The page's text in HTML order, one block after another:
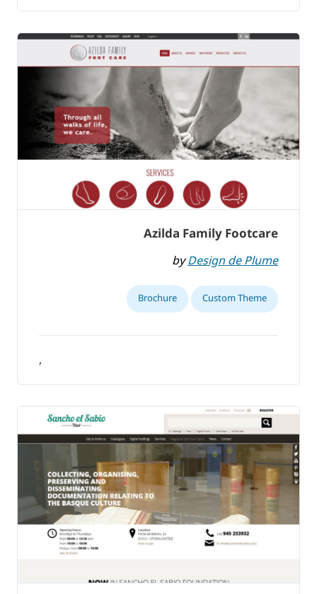
Azilda Family Footcare
byDesign de Plume
Custom Theme
Brochure
,